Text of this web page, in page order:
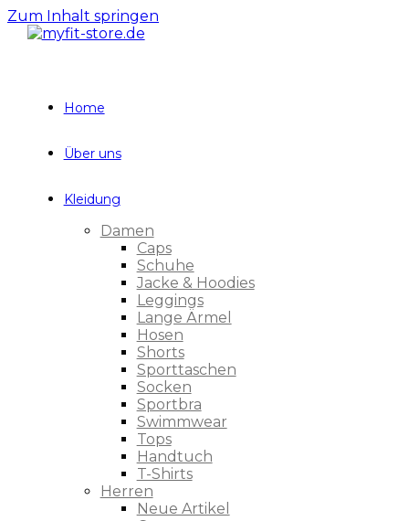
Zum Inhalt springen
Home
Über uns
Kleidung
Damen
Caps
Schuhe
Jacke & Hoodies
Leggings
Lange Ärmel
Hosen
Shorts
Sporttaschen
Socken
Sportbra
Swimmwear
Tops
Handtuch
T-Shirts
Herren
Neue Artikel